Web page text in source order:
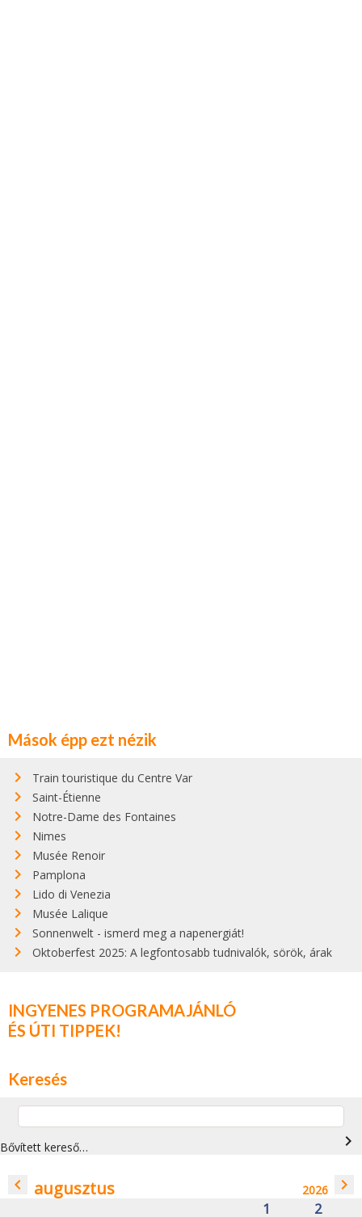
Mások épp ezt nézik
Train touristique du Centre Var
Saint-Étienne
Notre-Dame des Fontaines
Nimes
Musée Renoir
Pamplona
Lido di Venezia
Musée Lalique
Sonnenwelt - ismerd meg a napenergiát!
Oktoberfest 2025: A legfontosabb tudnivalók, sörök, árak
INGYENES PROGRAMAJÁNLÓ
ÉS ÚTI TIPPEK!
Keresés
Bővített kereső… navigate_next
navigate_before augusztus 2026 navigate_next
1 2